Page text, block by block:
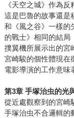
《天空之城》作為
這是巴魯的故事還是
和《風之谷》一樣的
的戰士》相同的結局
撲翼機所展示出的宮
宮崎駿的個性體現在
電影導演的工作意味
第3章 手塚治虫的光
從近處觀察到的宮崎
手塚治虫不合邏輯的